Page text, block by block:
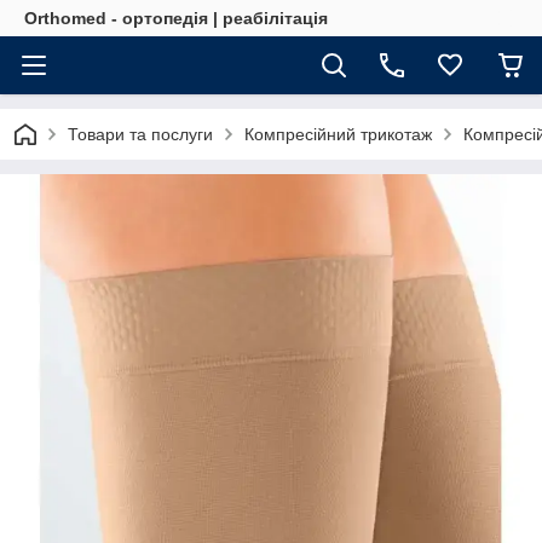
Orthomed - ортопедія | реабілітація
Товари та послуги Компресійний трикотаж